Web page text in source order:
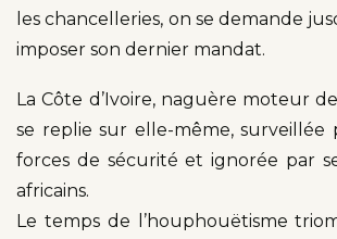
les chancelleries, on se demande
imposer son dernier mandat.
La Côte d’Ivoire, naguère moteur
se replie sur elle-même, surveillée
forces de sécurité et ignorée par
africains.
Le temps de l’houphouëtisme